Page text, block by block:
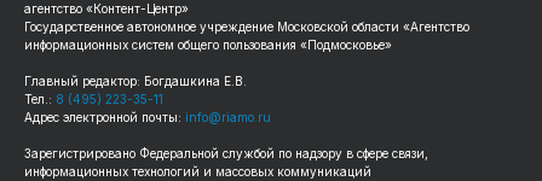
агентство «Контент-Центр»
Государственное автономное учреждение Московской области «Агентство
информационных систем общего пользования «Подмосковье»
Главный редактор: Богдашкина Е.В.
Тел.: 8 (495) 223-35-11
Адрес электронной почты: info@riamo.ru
Зарегистрировано Федеральной службой по надзору в сфере связи,
информационных технологий и массовых коммуникаций